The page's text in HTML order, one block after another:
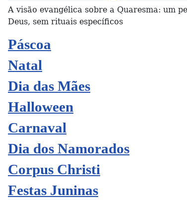
A visão evangélica sobre a Quaresma: um
Deus, sem rituais específicos
Páscoa
Natal
Dia das Mães
Halloween
Carnaval
Dia dos Namorados
Corpus Christi
Festas Juninas